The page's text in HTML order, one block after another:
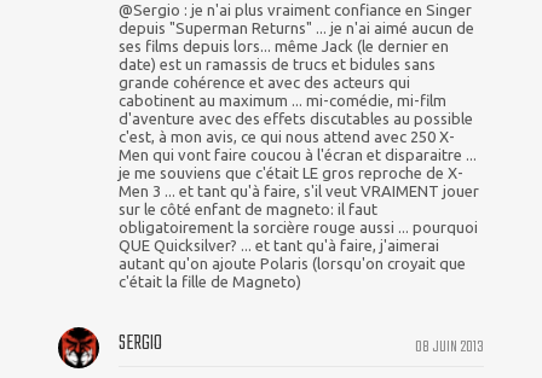
@Sergio : je n'ai plus vraiment confiance en Singer
depuis "Superman Returns" ... je n'ai aimé aucun de
ses films depuis lors... même Jack (le dernier en
date) est un ramassis de trucs et bidules sans
grande cohérence et avec des acteurs qui
cabotinent au maximum ... mi-comédie, mi-film
d'aventure avec des effets discutables au possible
c'est, à mon avis, ce qui nous attend avec 250 X-
Men qui vont faire coucou à l'écran et disparaitre ...
je me souviens que c'était LE gros reproche de X-
Men 3 ... et tant qu'à faire, s'il veut VRAIMENT jouer
sur le côté enfant de magneto: il faut
obligatoirement la sorcière rouge aussi ... pourquoi
QUE Quicksilver? ... et tant qu'à faire, j'aimerai
autant qu'on ajoute Polaris (lorsqu'on croyait que
c'était la fille de Magneto)
08 JUIN 2013
SERGIO